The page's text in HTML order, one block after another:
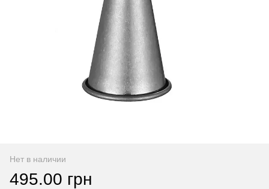
Нет в наличии
495.00 грн